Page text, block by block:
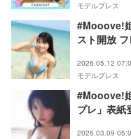
モデルプレス
#Mooove!
スト開放
2026.05.12
モデルプレス
#Mooove!
プレ」表紙
2026.03.09